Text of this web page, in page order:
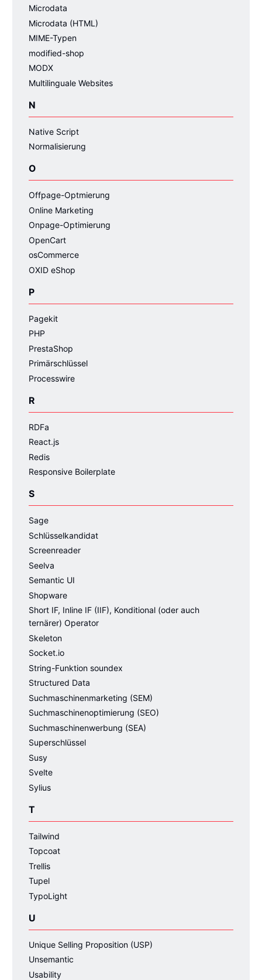
Microdata
Microdata (HTML)
MIME-Typen
modified-shop
MODX
Multilinguale Websites
N
Native Script
Normalisierung
O
Offpage-Optmierung
Online Marketing
Onpage-Optimierung
OpenCart
osCommerce
OXID eShop
P
Pagekit
PHP
PrestaShop
Primärschlüssel
Processwire
R
RDFa
React.js
Redis
Responsive Boilerplate
S
Sage
Schlüsselkandidat
Screenreader
Seelva
Semantic UI
Shopware
Short IF, Inline IF (IIF), Konditional (oder auch
ternärer) Operator
Skeleton
Socket.io
String-Funktion soundex
Structured Data
Suchmaschinenmarketing (SEM)
Suchmaschinenoptimierung (SEO)
Suchmaschinenwerbung (SEA)
Superschlüssel
Susy
Svelte
Sylius
T
Tailwind
Topcoat
Trellis
Tupel
TypoLight
U
Unique Selling Proposition (USP)
Unsemantic
Usability